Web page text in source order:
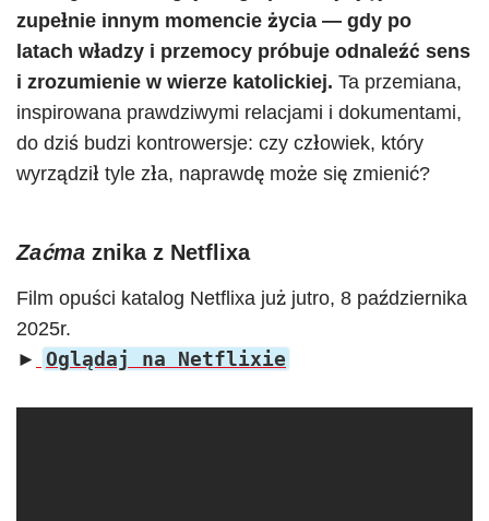
zupełnie innym momencie życia — gdy po
latach władzy i przemocy próbuje odnaleźć sens
i zrozumienie w wierze katolickiej. Ta przemiana,
inspirowana prawdziwymi relacjami i dokumentami,
do dziś budzi kontrowersje: czy człowiek, który
wyrządził tyle zła, naprawdę może się zmienić?
Zaćma znika z Netflixa
Film opuści katalog Netflixa już jutro, 8 października
2025r.
►
Oglądaj na Netflixie